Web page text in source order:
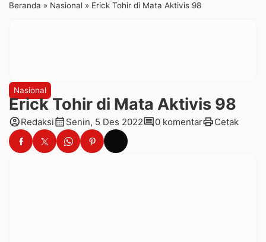
Beranda » Nasional » Erick Tohir di Mata Aktivis 98
Nasional
Erick Tohir di Mata Aktivis 98
account_circleRedaksicalendar_month Senin, 5 Des 2022comment0 komentarprintCetak